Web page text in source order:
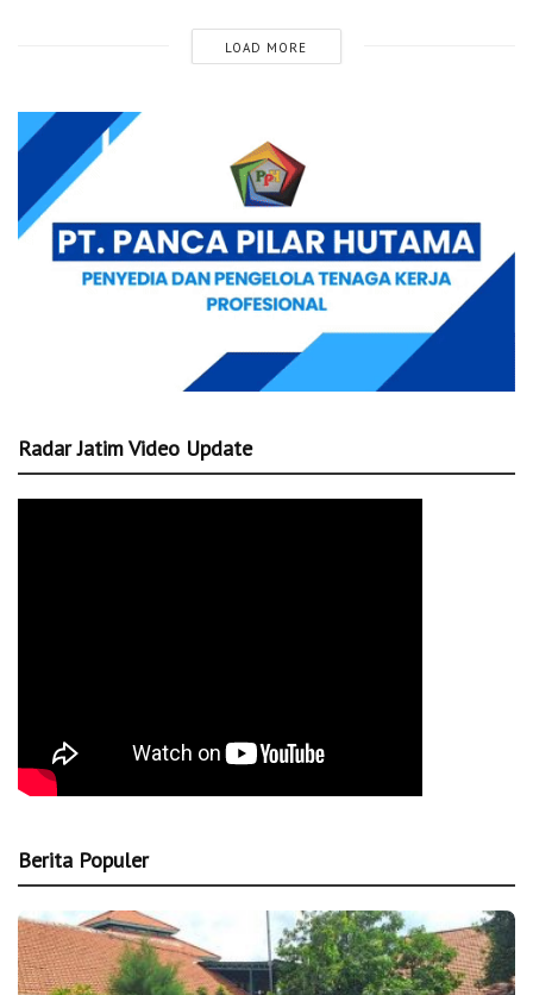
LOAD MORE
Radar Jatim Video Update
Berita Populer